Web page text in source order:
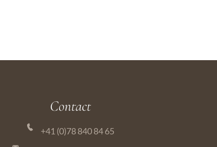
Contact
+41 (0)78 840 84 65